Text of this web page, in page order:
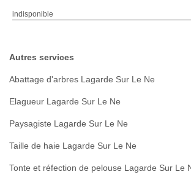
indisponible
Autres services
Abattage d'arbres Lagarde Sur Le Ne
Elagueur Lagarde Sur Le Ne
Paysagiste Lagarde Sur Le Ne
Taille de haie Lagarde Sur Le Ne
Tonte et réfection de pelouse Lagarde Sur Le